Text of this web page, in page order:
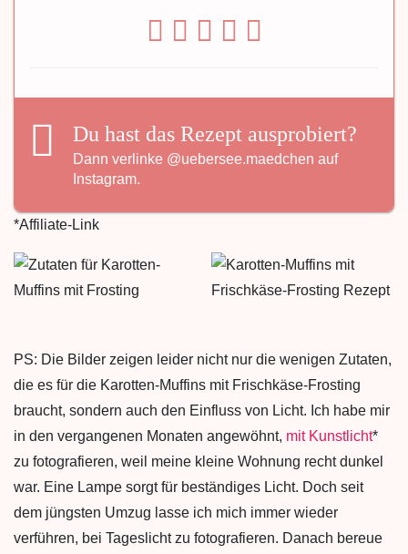
Du hast das Rezept ausprobiert?
Dann verlinke @uebersee.maedchen auf
Instagram.
*Affiliate-Link
PS: Die Bilder zeigen leider nicht nur die wenigen Zutaten,
die es für die Karotten-Muffins mit Frischkäse-Frosting
braucht, sondern auch den Einfluss von Licht. Ich habe mir
in den vergangenen Monaten angewöhnt, mit Kunstlicht*
zu fotografieren, weil meine kleine Wohnung recht dunkel
war. Eine Lampe sorgt für beständiges Licht. Doch seit
dem jüngsten Umzug lasse ich mich immer wieder
verführen, bei Tageslicht zu fotografieren. Danach bereue